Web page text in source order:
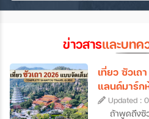
ข่าวสารและบทค
เที่ยว ซัวเถ
แลนด์มาร์ก
และที่พักดัง
Updated :
ถ้าพูดถึงซั